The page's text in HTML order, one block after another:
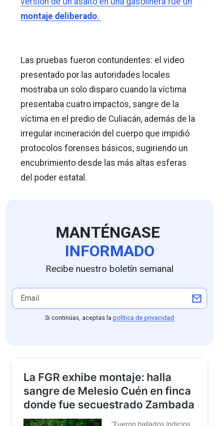
montaje deliberado.
Las pruebas fueron contundentes: el video
presentado por las autoridades locales
mostraba un solo disparo cuando la víctima
presentaba cuatro impactos, sangre de la
víctima en el predio de Culiacán, además de la
irregular incineración del cuerpo que impidió
protocolos forenses básicos, sugiriendo un
encubrimiento desde las más altas esferas
del poder estatal.
MANTÉNGASE
INFORMADO
Recibe nuestro boletín semanal
Si continúas, aceptas la política de privacidad